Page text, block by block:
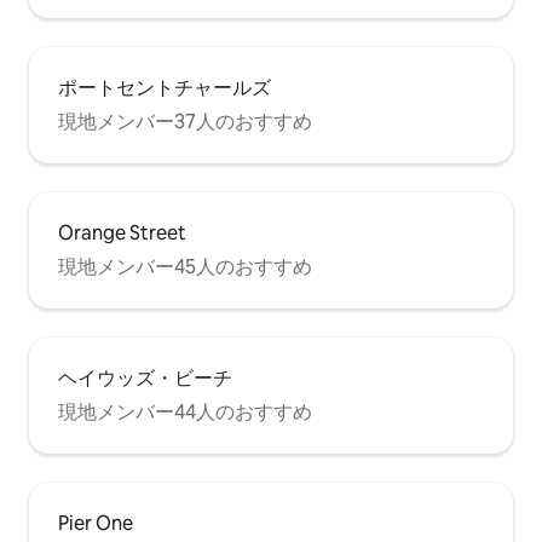
ポートセントチャールズ
現地メンバー37人のおすすめ
Orange Street
現地メンバー45人のおすすめ
ヘイウッズ・ビーチ
現地メンバー44人のおすすめ
Pier One